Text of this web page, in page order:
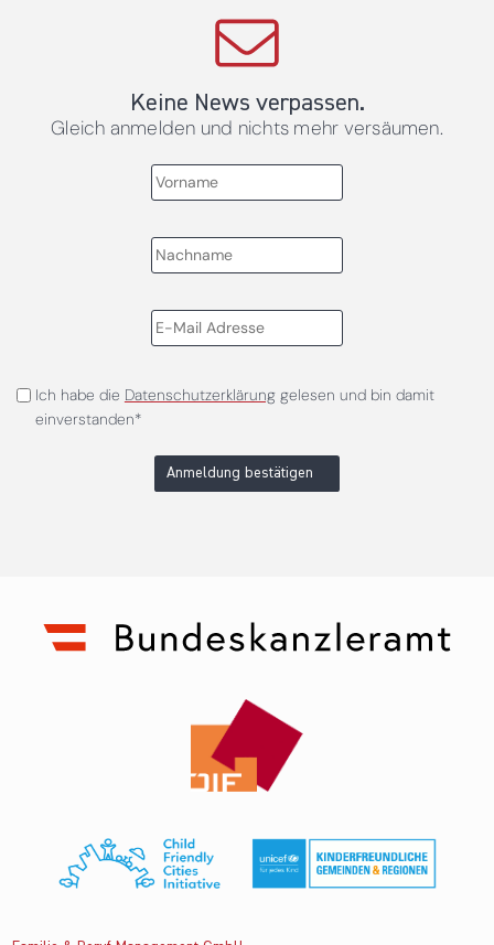
Keine News verpassen.
Gleich anmelden und nichts mehr versäumen.
Ich habe die Datenschutzerklärunggelesen und bin damit
einverstanden*
Anmeldung bestätigen